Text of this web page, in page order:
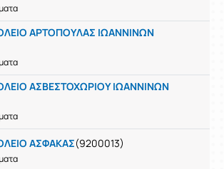
ΑΡΤΟΠΟΥΛΑΣ ΙΩΑΝΝΙΝΩΝ
ΑΣΒΕΣΤΟΧΩΡΙΟΥ ΙΩΑΝΝΙΝΩΝ
ΑΣΦΑΚΑΣ(9200013)